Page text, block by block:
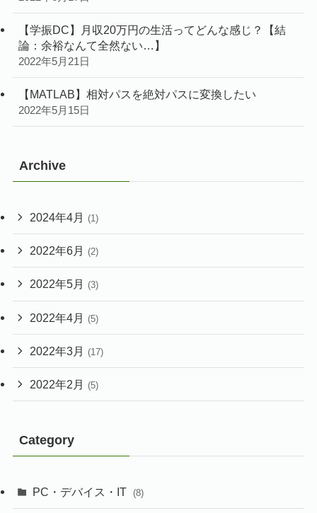
【学振DC】月収20万円の生活ってどんな感じ？【結
論：余裕なんて全然ない…】
2022年5月21日
【MATLAB】相対パスを絶対パスに変換したい
2022年5月15日
Archive
2024年4月 (1)
2022年6月 (2)
2022年5月 (3)
2022年4月 (5)
2022年3月 (17)
2022年2月 (5)
Category
PC・デバイス・IT (8)